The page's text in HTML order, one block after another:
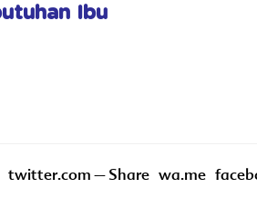
Ibu
twitter.com – Share wa.me